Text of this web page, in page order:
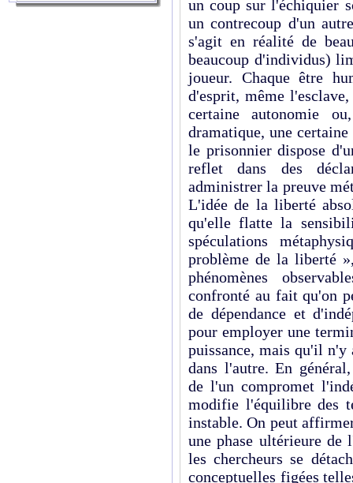
un coup sur l'échiquier
un contrecoup d'un
s'agit en réalité de
beaucoup d'individus)
joueur. Chaque être
d'esprit, même
certaine autonomie
dramatique, une
le prisonnier dispose
reflet dans des
administrer la preuve
L'idée de la liberté
qu'elle flatte la
spéculations
problème de la liberté
phénomènes
confronté au fait qu'on
de dépendance et
pour employer une
puissance, mais qu'il n'y
dans l'autre. En
de l'un compromet
modifie l'équilibre des
instable. On peut
une phase ultérieure de
les chercheurs se
conceptuelles figées